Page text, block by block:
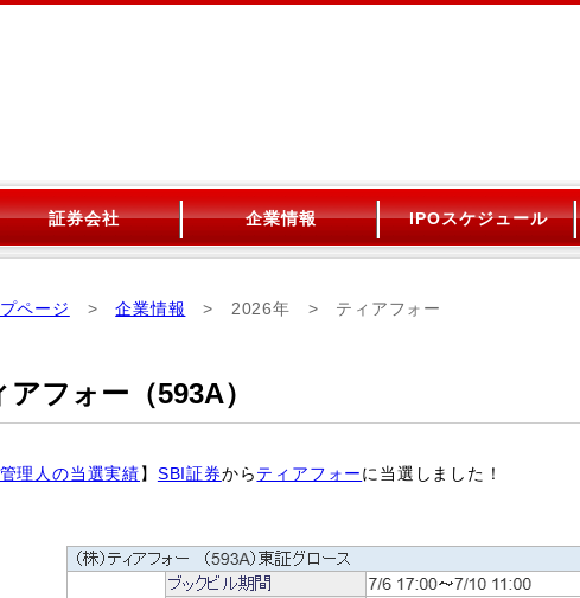
証券会社 企業情報 IPOスケジュール
プページ >企業情報 > 2026年 > ティアフォー
アフォー（593A）
管理人の当選実績 】 SBI証券から ティアフォー に当選しました！